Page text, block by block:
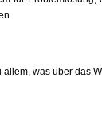
was über das